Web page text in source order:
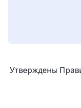
Утверждены